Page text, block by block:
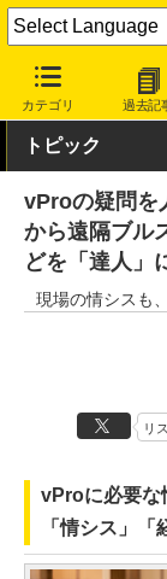
カテゴリ 過去記
INTERNET Watch
トピック
vProの疑問を
から遠隔ブル
どを「達人」
現場の情シスも
リ
vProに必要な
「情シス」